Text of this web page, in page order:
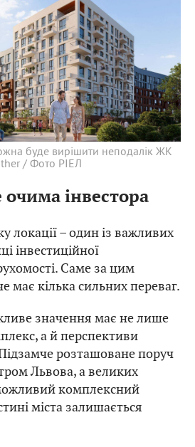
буде вирішити неподалік ЖК
/ Фото РІЕЛ
очима інвестора
локації – один із важливих
інвестиційної
Саме за цим
має кілька сильних переваг.
значення має не лише
а й перспективи
розташоване поруч
Львова, а великих
комплексний
міста залишається